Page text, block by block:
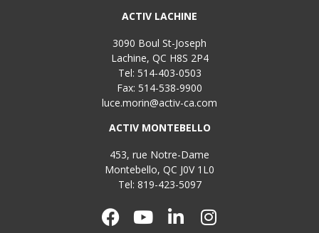
ACTIV LACHINE
3090 Boul St-Joseph
Lachine, QC H8S 2P4
Tel: 514-403-0503
Fax: 514-538-9900
luce.morin@activ-ca.com
ACTIV MONTEBELLO
453, rue Notre-Dame
Montebello, QC J0V 1L0
Tel: 819-423-5097